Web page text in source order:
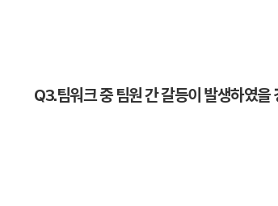
Q3.팀워크 중 팀원 간 갈등이 발생하였